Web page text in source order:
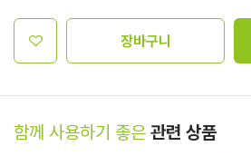
장바구니
함께 사용하기 좋은 관련 상품